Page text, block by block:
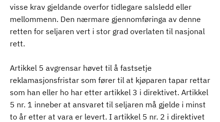
visse krav gjeldande overfor tidlegare salsledd eller
mellommenn. Den nærmare gjennomføringa av denne
retten for seljaren vert i stor grad overlaten til nasjonal
rett.
Artikkel 5 avgrensar høvet til å fastsetje
reklamasjonsfristar som fører til at kjøparen tapar rettar
som han eller ho har etter artikkel 3 i direktivet. Artikkel
5 nr. 1 inneber at ansvaret til seljaren må gjelde i minst
to år etter at vara er levert. I artikkel 5 nr. 2 i direktivet